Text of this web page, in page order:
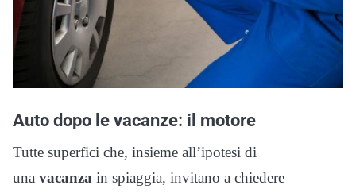
Auto dopo le vacanze: il motore
Tutte superfici che, insieme all’ipotesi di
una vacanza in spiaggia, invitano a chiedere